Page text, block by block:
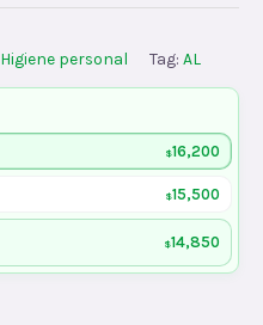
Higiene personal Tag: AL
$16,200
$15,500
$14,850